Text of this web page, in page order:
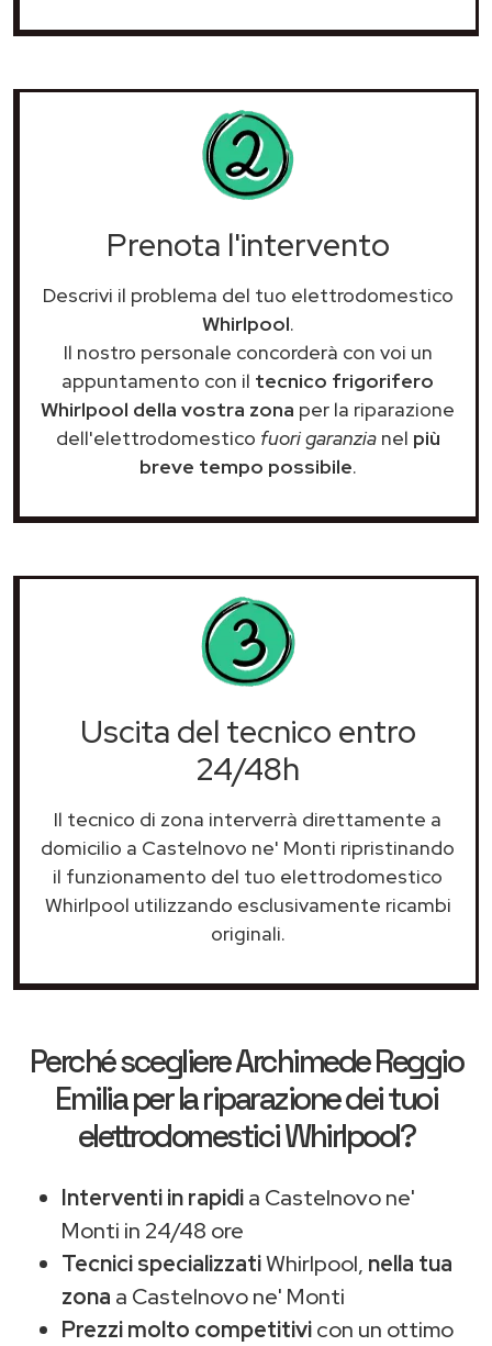
Prenota l'intervento
Descrivi il problema del tuo elettrodomestico
Whirlpool.
Il nostro personale concorderà con voi un
appuntamento con il tecnico frigorifero
Whirlpool della vostra zona per la riparazione
dell'elettrodomestico fuori garanzianel più
breve tempo possibile.
Uscita del tecnico entro
24/48h
Il tecnico di zona interverrà direttamente a
domicilio a Castelnovo ne' Monti ripristinando
il funzionamento del tuo elettrodomestico
Whirlpool utilizzando esclusivamente ricambi
originali.
Perché scegliereArchimede Reggio
Emiliaper la riparazione dei tuoi
elettrodomestici Whirlpool?
Interventi in rapidia Castelnovo ne'
Monti in 24/48 ore
Tecnici specializzatiWhirlpool, nella tua
zona a Castelnovo ne' Monti
Prezzi molto competitivicon un ottimo